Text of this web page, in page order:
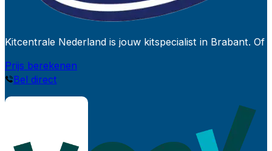
Kitcentrale Nederland is jouw kitspecialist in Brabant.
Prijs berekenen
Bel direct